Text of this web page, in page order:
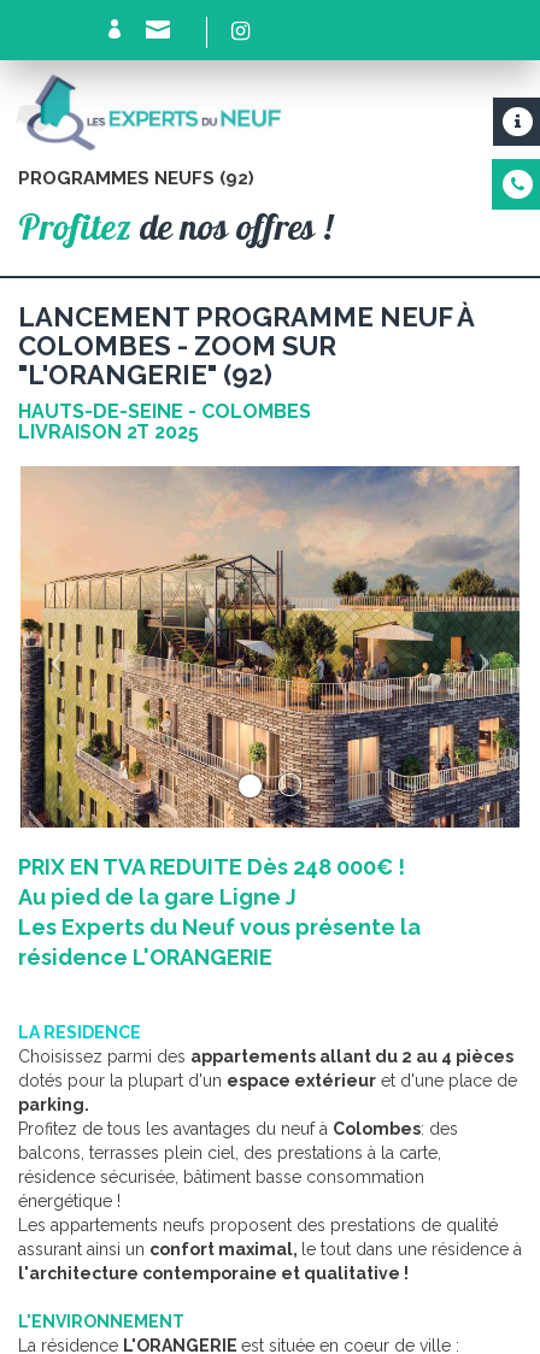
PROGRAMMES NEUFS (92)
Profitezde nos offres !
LANCEMENT PROGRAMME NEUF À
COLOMBES - ZOOM SUR
"L'ORANGERIE" (92)
HAUTS-DE-SEINE - COLOMBES
LIVRAISON 2T 2025
Précédent
PRIX EN TVA REDUITE Dès 248 000€ !
Au pied de la gare Ligne J
Les Experts du Neuf vous présente la
résidence L'ORANGERIE
LA RESIDENCE
Choisissez parmi des appartements allant du 2 au 4 pièces
dotés pour la plupart d'un espace extérieur et d'une place de
parking.
Profitez de tous les avantages du neuf à Colombes: des
balcons, terrasses plein ciel, des prestations à la carte,
résidence sécurisée, bâtiment basse consommation
énergétique !
Les appartements neufs proposent des prestations de qualité
assurant ainsi un confort maximal, le tout dans une résidence à
l'architecture contemporaine et qualitative !
L'ENVIRONNEMENT
La résidence L'ORANGERIE est située en coeur de ville :